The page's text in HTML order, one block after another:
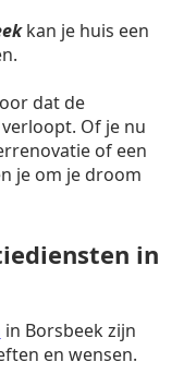
kan je huis een
dat de
Of je nu
of een
je om je droom
in
in Borsbeek zijn
en wensen.